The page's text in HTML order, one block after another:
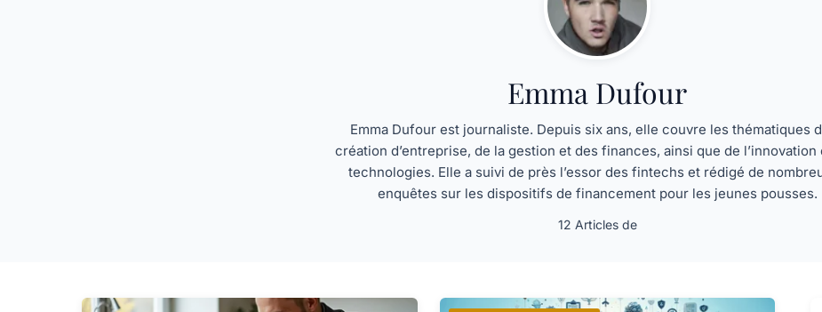
Emma Dufour
Emma Dufour est journaliste. Depuis six ans, elle couvre les thématiques
création d’entreprise, de la gestion et des finances, ainsi que de l’innovation
technologies. Elle a suivi de près l’essor des fintechs et rédigé de
enquêtes sur les dispositifs de financement pour les jeunes pousses.
12 Articles de